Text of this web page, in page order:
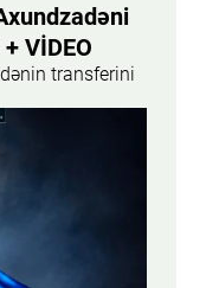
VİDEO
transferini